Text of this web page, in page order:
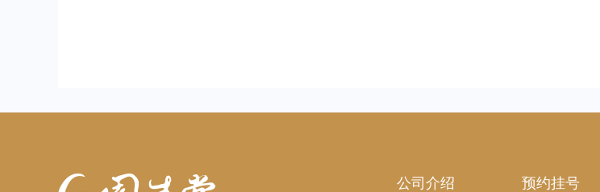
公司介绍 预约挂号